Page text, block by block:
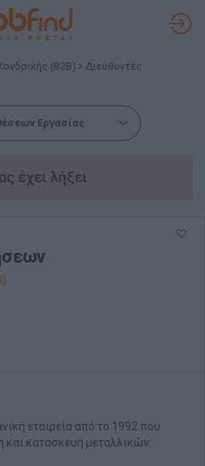
(B2B)
Διευθυντές
Εργασίας
έχει λήξει
εταιρεία από το 1992 που
και κατασκευή μεταλλικών